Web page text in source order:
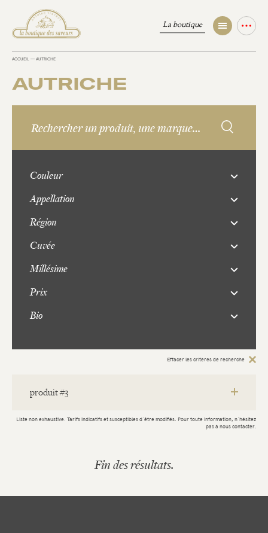
La boutique
ACCUEIL — AUTRICHE
AUTRICHE
Couleur
Appellation
Région
Cuvée
Millésime
Prix
Bio
Effacer les critères de recherche
produit #3
Liste non exhaustive. Tarifs indicatifs et susceptibles d'être modifiés. Pour toute information, n'hésitez
pas à nous contacter.
Fin des résultats.